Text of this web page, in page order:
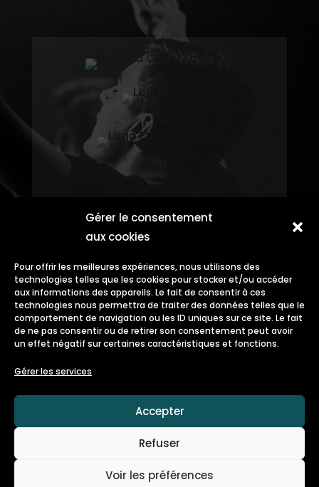
Gérer le consentement
aux cookies
Pour offrir les meilleures expériences, nous utilisons des
technologies telles que les cookies pour stocker et/ou accéder
aux informations des appareils. Le fait de consentir à ces
technologies nous permettra de traiter des données telles que le
comportement de navigation ou les ID uniques sur ce site. Le fait
de ne pas consentir ou de retirer son consentement peut avoir
un effet négatif sur certaines caractéristiques et fonctions.
Gérer les services
Accepter
Refuser
Voir les préférences